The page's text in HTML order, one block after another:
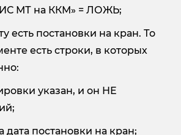
МТ на ККМ» = ЛОЖЬ;
есть постановки на кран. То
есть строки, в которых
указан, и он НЕ
дата постановки на кран;